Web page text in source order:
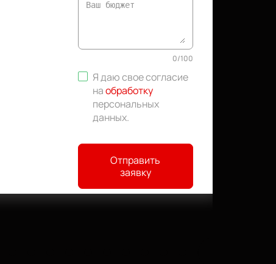
0/100
Я даю свое согласие
наобработку
персональных
данных.
Отправить
заявку